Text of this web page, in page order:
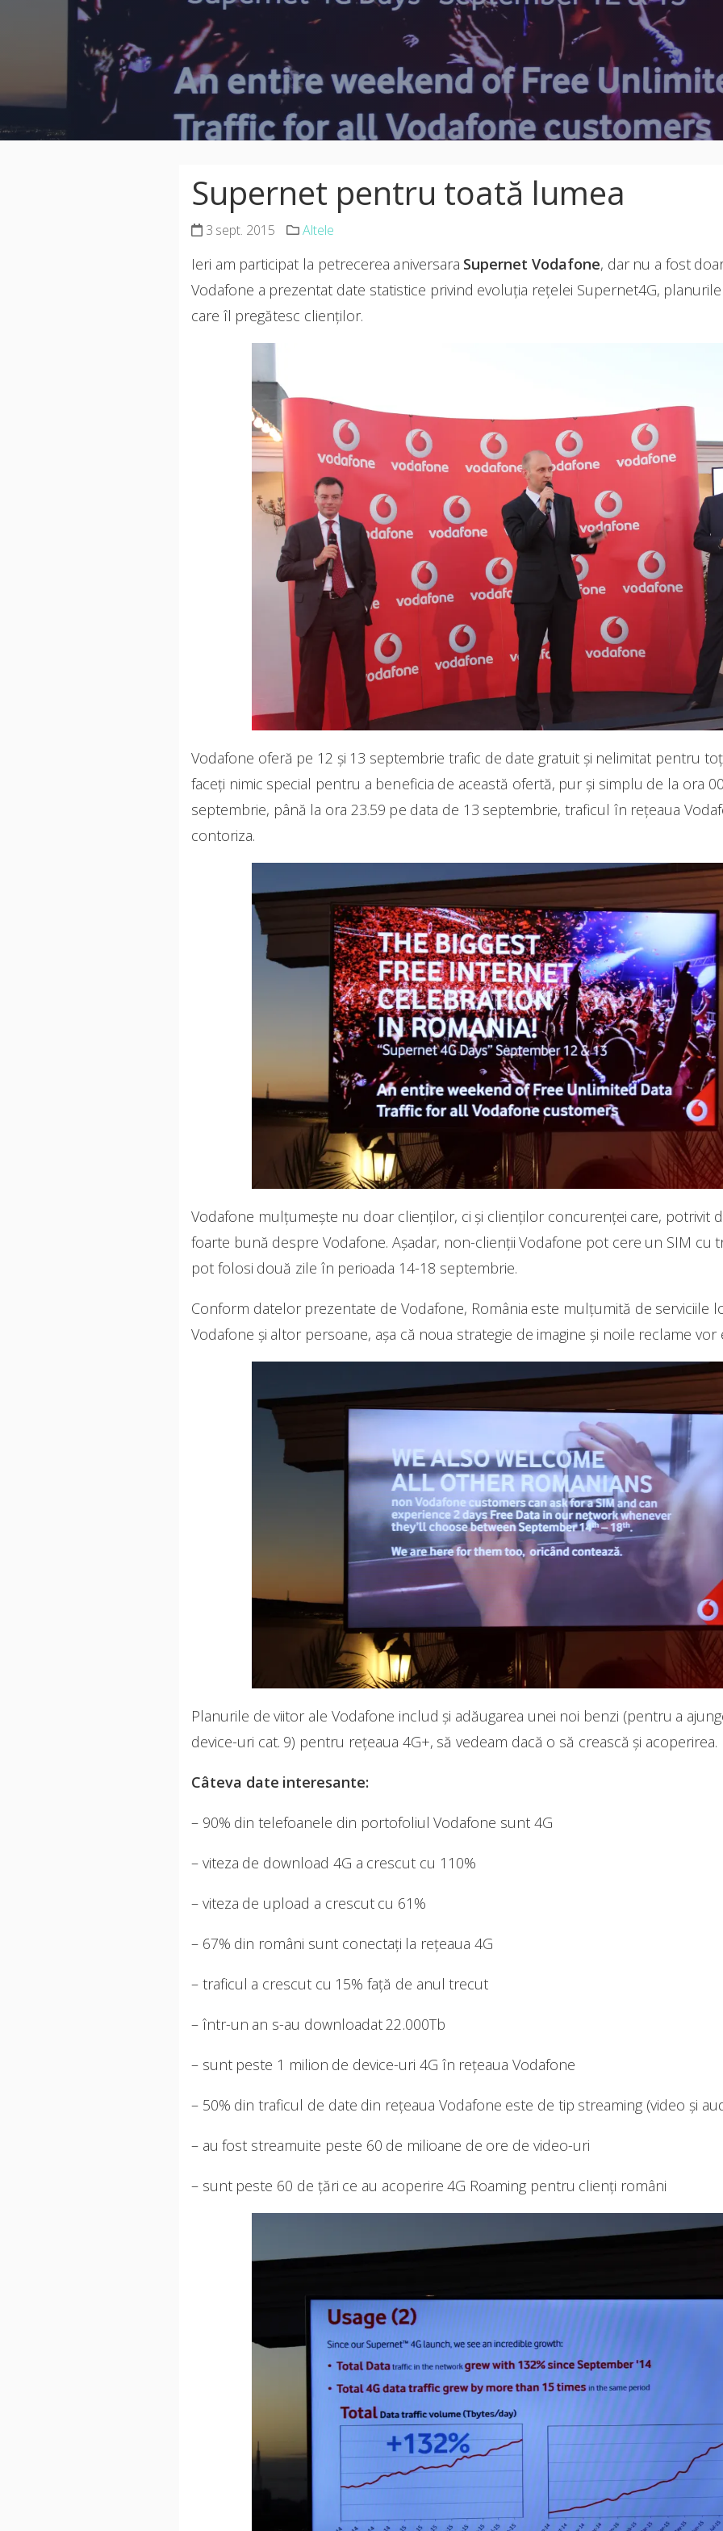
Supernet pentru toată lumea
3 sept. 2015 Altele
Ieri am participat la petrecerea aniversara Supernet Vodafone, dar nu a fost
Vodafone a prezentat date statistice privind evoluția rețelei Supernet4G,
care îl pregătesc clienților.
Vodafone oferă pe 12 și 13 septembrie trafic de date gratuit și nelimitat pentru
faceți nimic special pentru a beneficia de această ofertă, pur și simplu de la ora
septembrie, până la ora 23.59 pe data de 13 septembrie, traficul în rețeaua
contoriza.
Vodafone mulțumește nu doar clienților, ci și clienților concurenței care, potrivit
foarte bună despre Vodafone. Așadar, non-clienții Vodafone pot cere un SIM cu
pot folosi două zile în perioada 14-18 septembrie.
Conform datelor prezentate de Vodafone, România este mulțumită de serviciile
Vodafone și altor persoane, așa că noua strategie de imagine și noile reclame vor
Planurile de viitor ale Vodafone includ și adăugarea unei noi benzi (pentru a
device-uri cat. 9) pentru rețeaua 4G+, să vedeam dacă o să crească și acoperirea.
Câteva date interesante:
– 90% din telefoanele din portofoliul Vodafone sunt 4G
– viteza de download 4G a crescut cu 110%
– viteza de upload a crescut cu 61%
– 67% din români sunt conectați la rețeaua 4G
– traficul a crescut cu 15% față de anul trecut
– într-un an s-au downloadat 22.000Tb
– sunt peste 1 milion de device-uri 4G în rețeaua Vodafone
– 50% din traficul de date din rețeaua Vodafone este de tip streaming (video și
– au fost streamuite peste 60 de milioane de ore de video-uri
– sunt peste 60 de țări ce au acoperire 4G Roaming pentru clienți români